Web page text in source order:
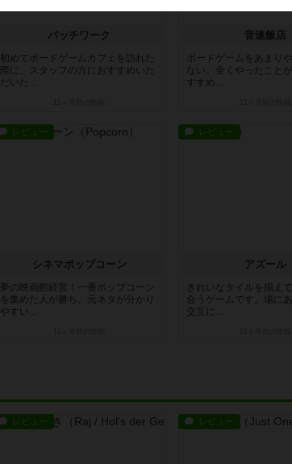
パッチワーク
初めてボードゲームカフェを訪れた
際に、スタッフの方におすすめいた
だいた...
音速飯店
ボードゲームをあまり
ない、全くやったこと
すすめ...
レビュー
シネマポップコーン
夢の映画館経営！一番ポップコーン
を集めた人が勝ち。元ネタが分かり
やすい...
レビュー
アズール
きれいなタイルを揃え
合うゲームです。場に
交互に...
レビュー レビュー